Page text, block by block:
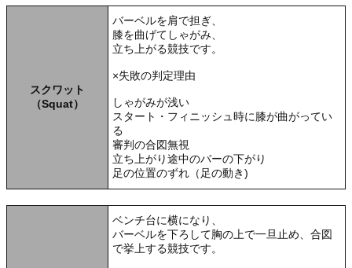
スクワット
（Squat）
バーベルを肩で担ぎ、
膝を曲げてしゃがみ、
立ち上がる競技です。
×失敗の判定理由
しゃがみが浅い
スタート・フィニッシュ時に膝が曲がってい
る
審判の合図無視
立ち上がり途中のバーの下がり
足の位置のずれ（足の動き)
ベンチ台に横になり、
バーベルを下ろして胸の上で一旦止め、合図
で挙上する競技です。